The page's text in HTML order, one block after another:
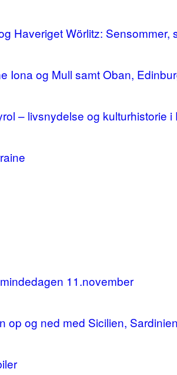
Haveriget Wörlitz:
Iona og Mull samt Oban,
– livsnydelse og kulturhistorie i
11.november
op og ned med Sicilien,